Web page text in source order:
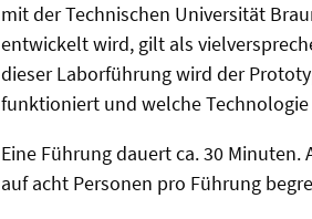
mit der Technischen Universität
entwickelt wird, gilt als
dieser Laborführung wird der
funktioniert und welche
Eine Führung dauert ca. 30
auf acht Personen pro Führung